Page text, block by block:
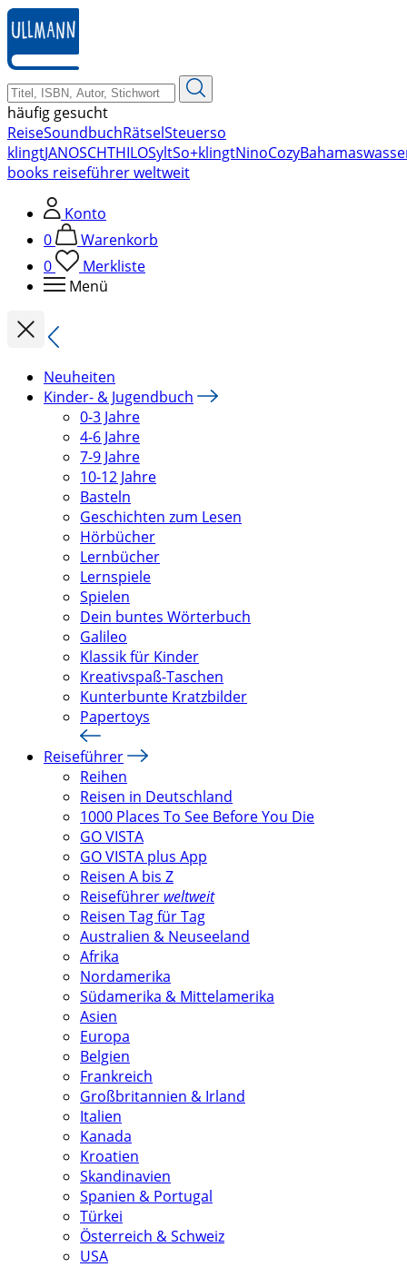
zum
Hauptinhalt
springen
häufig gesucht
ReiseSoundbuchRätselSteuerso
klingtJANOSCHTHILOSyltSo+klingtNinoCozyBahamas
books reiseführer weltweit
Konto
0
Warenkorb
0
Merkliste
Menü
Neuheiten
Kinder- & Jugendbuch
0-3 Jahre
4-6 Jahre
7-9 Jahre
10-12 Jahre
Basteln
Geschichten zum Lesen
Hörbücher
Lernbücher
Lernspiele
Spielen
Dein buntes Wörterbuch
Galileo
Klassik für Kinder
Kreativspaß-Taschen
Kunterbunte Kratzbilder
Papertoys
Reiseführer
Reihen
Reisen in Deutschland
1000 Places To See Before You Die
GO VISTA
GO VISTA plus App
Reisen A bis Z
Reiseführer weltweit
Reisen Tag für Tag
Australien & Neuseeland
Afrika
Nordamerika
Südamerika & Mittelamerika
Asien
Europa
Belgien
Frankreich
Großbritannien & Irland
Italien
Kanada
Kroatien
Skandinavien
Spanien & Portugal
Türkei
Österreich & Schweiz
USA